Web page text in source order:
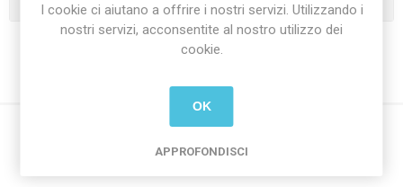
I cookie ci aiutano a offrire i nostri servizi. Utilizzando i
nostri servizi, acconsentite al nostro utilizzo dei
cookie.
OK
APPROFONDISCI